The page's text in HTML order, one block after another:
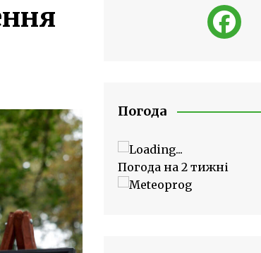
Погода
Погода на 2 тижні